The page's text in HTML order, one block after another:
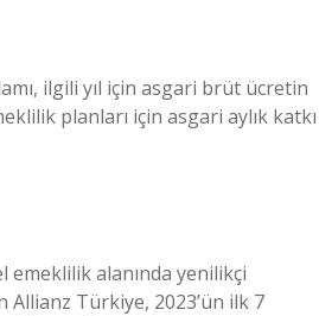
ilgili yıl için asgari brüt ücretin
planları için asgari aylık katkı
emeklilik alanında yenilikçi
Allianz Türkiye, 2023’ün ilk 7